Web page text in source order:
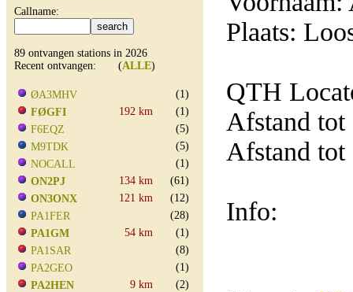
Callname:
89 ontvangen stations in 2026
Recent ontvangen: (ALLE)
ØA3MHV
(1)
FØGFI
192 km
(1)
F6EQZ
(5)
M9TDK
(5)
NOCALL
(1)
ON2PJ
134 km
(61)
ON3ONX
121 km
(12)
PA1FER
(28)
PA1GM
54 km
(1)
PA1SAR
(8)
PA2GEO
(1)
PA2HEN
9 km
(2)
Plaats:
QTH
Afstand tot
Afstand tot
Info: